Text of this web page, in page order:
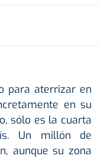
para aterrizar en
en su
sólo es la cuarta
Un millón de
aunque su zona